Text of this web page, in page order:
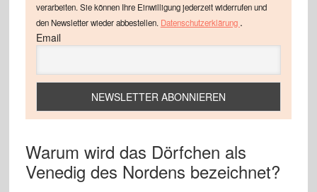
verarbeiten. Sie können Ihre Einwilligung jederzeit widerrufen und
den Newsletter wieder abbestellen. Datenschutzerklärung .
Email
Warum wird das Dörfchen als
Venedig des Nordens bezeichnet?